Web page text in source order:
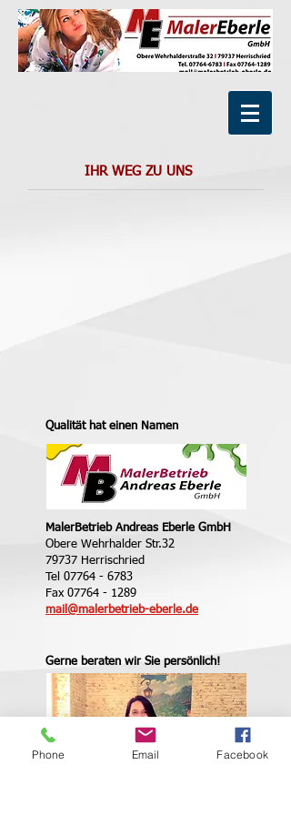
IHR WEG ZU UNS
MalerBetrieb Andreas Eberle GmbH
Obere Wehrhalder Str.32
79737 Herrischried
Tel 07764 - 6783
Fax 07764 - 1289
mail@malerbetrieb-eberle.de
Gerne beraten wir Sie persönlich!
Qualität hat einen Namen
Phone Email Facebook